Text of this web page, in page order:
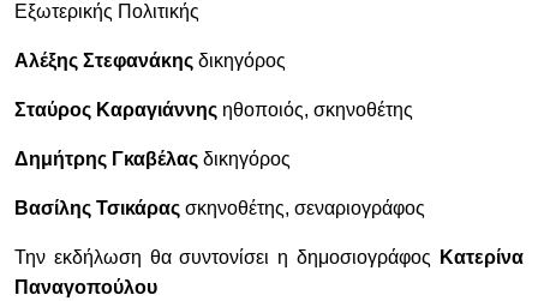
Εξωτερικής Πολιτικής
Αλέξης Στεφανάκης δικηγόρος
Σταύρος Καραγιάννης ηθοποιός, σκηνοθέτης
Δημήτρης Γκαβέλας δικηγόρος
Βασίλης Τσικάρας σκηνοθέτης, σεναριογράφος
Την εκδήλωση θα συντονίσει η δημοσιογράφος
Κατερίνα
Παναγοπούλου